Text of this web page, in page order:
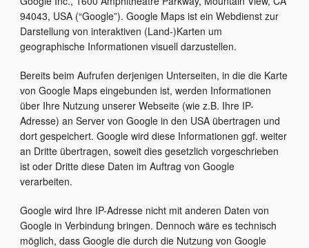
94043, USA (“Google”). Google Maps ist ein Webdienst zur
Darstellung von interaktiven (Land-)Karten um
geographische Informationen visuell darzustellen.
Bereits beim Aufrufen derjenigen Unterseiten, in die die Karte
von Google Maps eingebunden ist, werden Informationen
über Ihre Nutzung unserer Webseite (wie z.B. Ihre IP-
Adresse) an Server von Google in den USA übertragen und
dort gespeichert. Google wird diese Informationen ggf. weiter
an Dritte übertragen, soweit dies gesetzlich vorgeschrieben
ist oder Dritte diese Daten im Auftrag von Google
verarbeiten.
Google wird Ihre IP-Adresse nicht mit anderen Daten von
Google in Verbindung bringen. Dennoch wäre es technisch
möglich, dass Google die durch die Nutzung von Google